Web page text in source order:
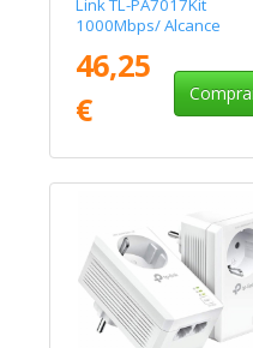
Link TL-PA7017Kit
1000Mbps/ Alcance
46,25
€